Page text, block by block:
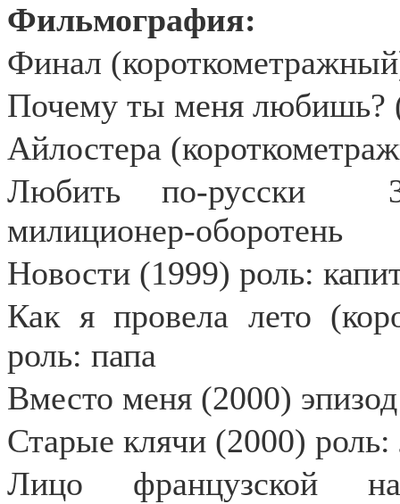
Фильмография:
Финал
Почему ты меня любишь?
Айлостера
Любить по-русски
милиционер-оборотень
Новости (1999) роль:
Как я провела лето
роль: папа
Вместо меня (2000) эпизод
Старые клячи (2000) роль:
Лицо французской